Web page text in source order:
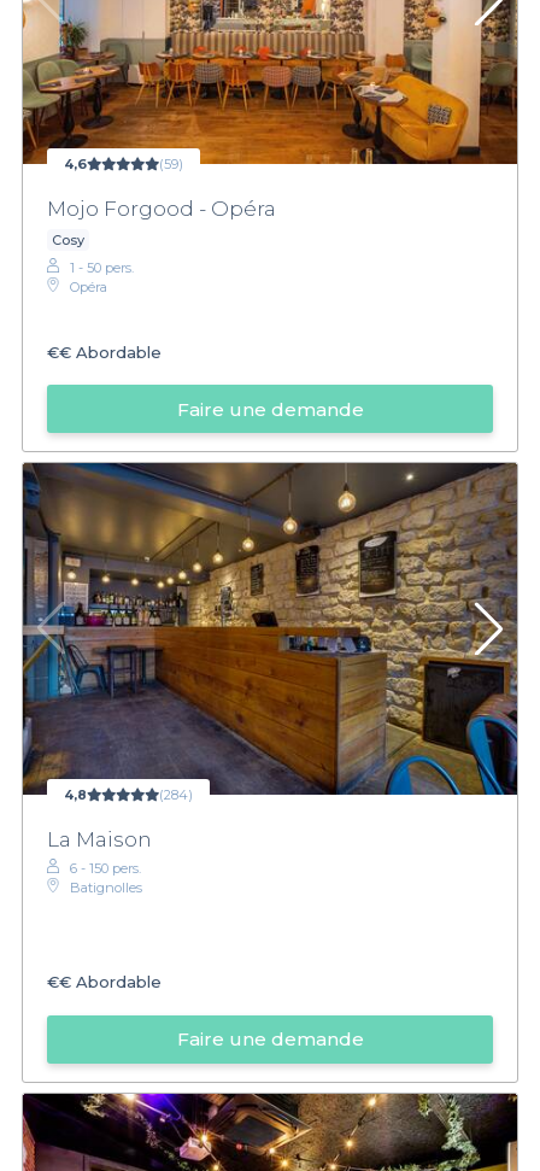
4,6 (59)
Mojo Forgood - Opéra
Cosy
1 - 50 pers.
Opéra
€€ Abordable
Faire une demande
4,8 (284)
La Maison
6 - 150 pers.
Batignolles
€€ Abordable
Faire une demande